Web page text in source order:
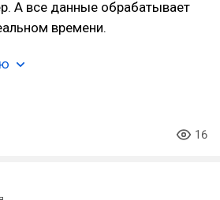
А все данные обрабатывает
времени.
16